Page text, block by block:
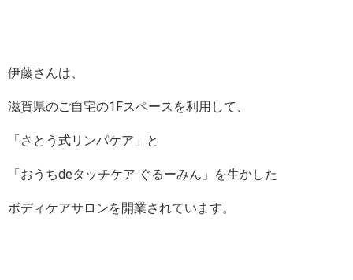
伊藤さんは、
滋賀県のご自宅の1Fスペースを利用して、
「さとう式リンパケア」と
「おうちdeタッチケア ぐるーみん」を生かした
ボディケアサロンを開業されています。